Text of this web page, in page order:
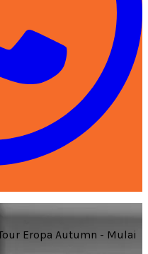
Eropa Autumn - Mulai